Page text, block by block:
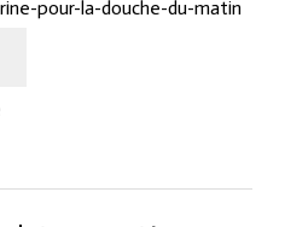
pour-la-douche-du-matin